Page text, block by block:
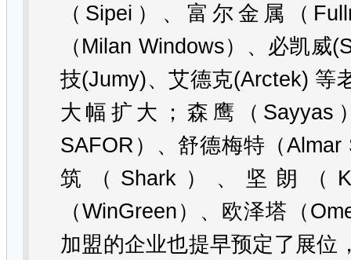
（ Sipei ）、富尔金属（
（ Milan Windows）、必凯威
技(Jumy)、艾德克(Arctek) 等
大幅扩大；森鹰（ Sayyas
SAFOR ）、舒德梅特（Almar
筑（ Shark ）、坚朗（
（WinGreen ）、欧泽塔（
加盟的企业也提早预定了展位